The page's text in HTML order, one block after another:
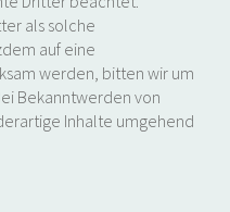
als solche
auf eine
werden, bitten wir um
Bekanntwerden von
Inhalte umgehend